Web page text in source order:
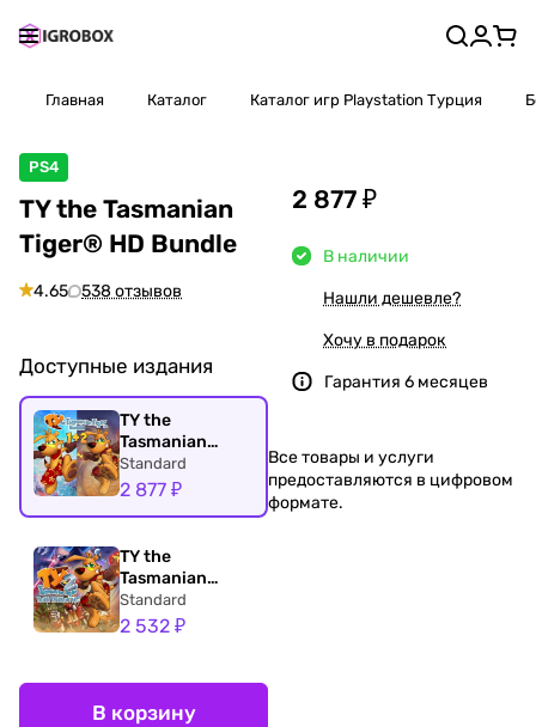
Главная Каталог Каталог игр Playstation Турция
PS4
TY the Tasmanian
Tiger® HD Bundle
4.65 538 отзывов
Доступные издания
TY the
Tasmanian
Tiger® HD
Bundle
Standard
2 877 ₽
TY the
Tasmanian
Tiger™ 2: Bush
Rescue™ HD
Standard
2 532 ₽
В корзину
2 877 ₽
В наличии
Нашли дешевле?
Хочу в подарок
Гарантия 6 месяцев
Все товары и услуги
предоставляются в цифровом
формате.